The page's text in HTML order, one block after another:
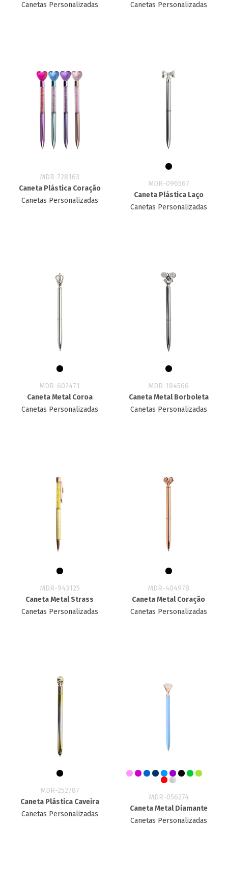
Canetas Personalizadas Canetas Personalizadas
MDR-728163
Caneta Plástica Coração
Canetas Personalizadas
MDR-096567
Caneta Plástica Laço
Canetas Personalizadas
MDR-602471
Caneta Metal Coroa
Canetas Personalizadas
MDR-184566
Caneta Metal Borboleta
Canetas Personalizadas
MDR-943125
Caneta Metal Strass
Canetas Personalizadas
MDR-404978
Caneta Metal Coração
Canetas Personalizadas
MDR-252787
Caneta Plástica Caveira
Canetas Personalizadas
MDR-056274
Caneta Metal Diamante
Canetas Personalizadas